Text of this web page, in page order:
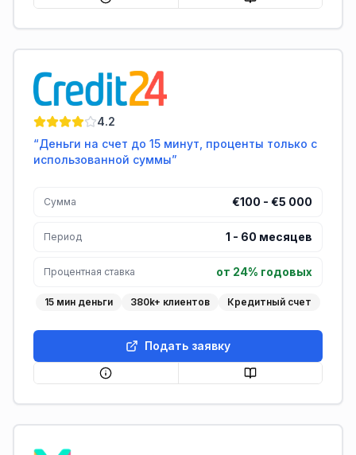
Credit24
4.2
“Деньги на счет до 15 минут, проценты только с
использованной суммы”
Сумма €100 - €5 000
Период 1 - 60 месяцев
Процентная ставка от 24% годовых
15 мин деньги 380k+ клиентов Кредитный счет
Подать заявку